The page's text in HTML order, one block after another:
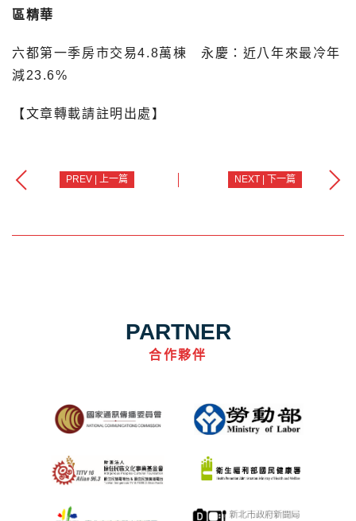
區精華
六都第一季房市交易4.8萬棟 永慶：近八年來最冷年
減23.6%
【文章轉載請註明出處】
PREV | 上一篇 NEXT | 下一篇
PARTNER
合作夥伴